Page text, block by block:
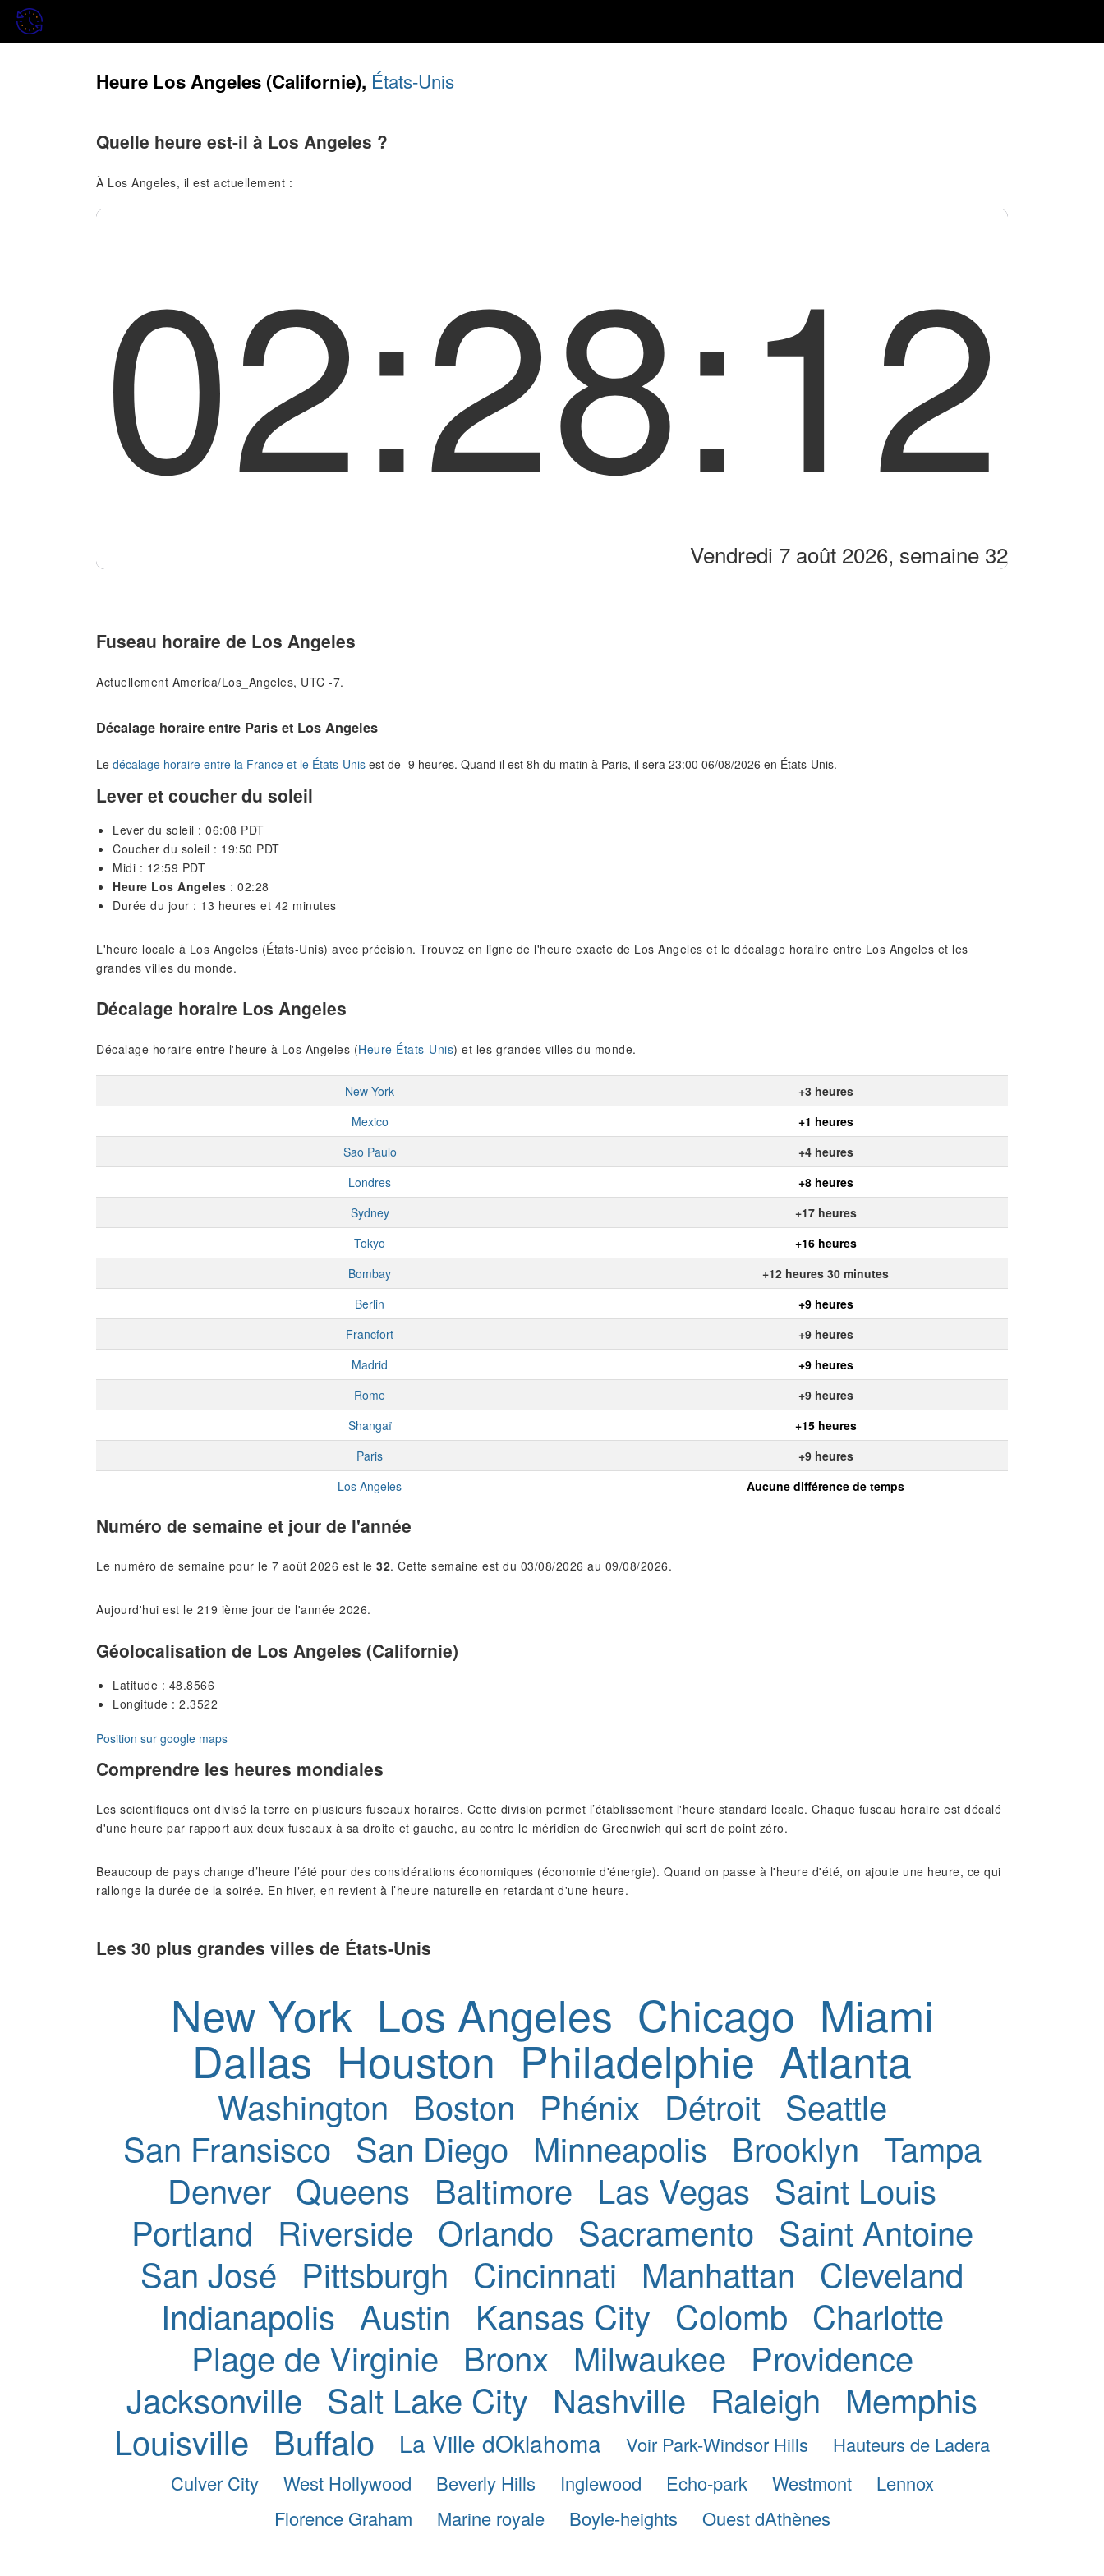
Heure Los Angeles (Californie), États-Unis
Quelle heure est-il à Los Angeles ?
À Los Angeles, il est actuellement :
02:28:12
Vendredi 7 août 2026, semaine 32
Fuseau horaire de Los Angeles
Actuellement America/Los_Angeles, UTC -7.
Décalage horaire entre Paris et Los Angeles
Le décalage horaire entre la France et le États-Unis est de -9 heures. Quand il est 8h du matin à Paris, il sera 23:00 06/08/2026 en États-Unis.
Lever et coucher du soleil
Lever du soleil : 06:08 PDT
Coucher du soleil : 19:50 PDT
Midi : 12:59 PDT
Heure Los Angeles : 02:28
Durée du jour : 13 heures et 42 minutes
L'heure locale à Los Angeles (États-Unis) avec précision. Trouvez en ligne de l'heure exacte de Los Angeles et le décalage horaire entre Los Angeles et les
grandes villes du monde.
Décalage horaire Los Angeles
Décalage horaire entre l'heure à Los Angeles (Heure États-Unis) et les grandes villes du monde.
New York
+3 heures
Mexico
+1 heures
Sao Paulo
+4 heures
Londres
+8 heures
Sydney
+17 heures
Tokyo
+16 heures
Bombay
+12 heures 30 minutes
Berlin
+9 heures
Francfort
+9 heures
Madrid
+9 heures
Rome
+9 heures
Shangaï
+15 heures
Paris
+9 heures
Los Angeles
Aucune différence de temps
Numéro de semaine et jour de l'année
Le numéro de semaine pour le 7 août 2026 est le 32. Cette semaine est du 03/08/2026 au 09/08/2026.
Aujourd'hui est le 219 ième jour de l'année 2026.
Géolocalisation de Los Angeles (Californie)
Latitude : 48.8566
Longitude : 2.3522
Position sur google maps
Comprendre les heures mondiales
Les scientifiques ont divisé la terre en plusieurs fuseaux horaires. Cette division permet l’établissement l'heure standard locale. Chaque fuseau horaire est décalé
d'une heure par rapport aux deux fuseaux à sa droite et gauche, au centre le méridien de Greenwich qui sert de point zéro.
Beaucoup de pays change d’heure l’été pour des considérations économiques (économie d'énergie). Quand on passe à l'heure d'été, on ajoute une heure, ce qui
rallonge la durée de la soirée. En hiver, en revient à l’heure naturelle en retardant d'une heure.
Les 30 plus grandes villes de États-Unis
New York Los Angeles Chicago Miami
Dallas Houston Philadelphie Atlanta
Washington Boston Phénix Détroit Seattle
San Fransisco San Diego Minneapolis Brooklyn Tampa
Denver Queens Baltimore Las Vegas Saint Louis
Portland
Riverside Orlando Sacramento Saint Antoine
San José Pittsburgh Cincinnati Manhattan Cleveland
Indianapolis Austin Kansas City Colomb Charlotte
Plage de Virginie Bronx Milwaukee Providence
Jacksonville Salt Lake City Nashville Raleigh
Memphis
Louisville Buffalo La Ville dOklahoma Voir Park-Windsor Hills
Hauteurs de Ladera
Culver City
West Hollywood Beverly Hills Inglewood Echo-park Westmont
Lennox
Florence Graham
Marine royale Boyle-heights Ouest dAthènes